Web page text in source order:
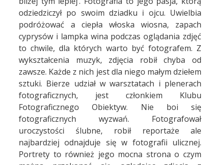
odziedziczył po swoim dziadku i ojcu. Uwielbia
podróżować a ciepła włoska wiosna, zapach
cyprysów i lampka wina podczas oglądania zdjęć
to chwile, dla których warto być fotografem. Z
wykształcenia muzyk, zdjęcia robił chyba od
zawsze. Każde z nich jest dla niego małym dziełem
sztuki. Bierze udział w warsztatach i plenerach
fotograficznych, jest członkiem Klubu
Fotograficznego Obiektyw. Nie boi się
fotograficznych wyzwań. Fotografował
uroczystości ślubne, robił reportaże ale
najbardziej odnajduje się w fotografii ulicznej.
Portrety to również jego mocna strona o czym